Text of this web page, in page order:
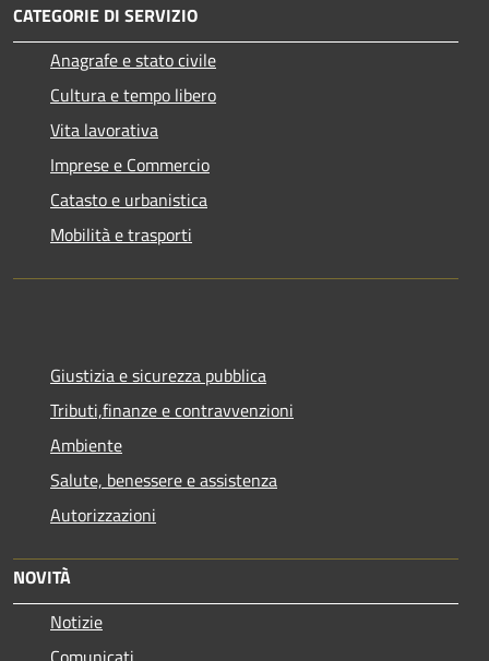
CATEGORIE DI SERVIZIO
Anagrafe e stato civile
Cultura e tempo libero
Vita lavorativa
Imprese e Commercio
Catasto e urbanistica
Mobilità e trasporti
Giustizia e sicurezza pubblica
Tributi,finanze e contravvenzioni
Ambiente
Salute, benessere e assistenza
Autorizzazioni
NOVITÀ
Notizie